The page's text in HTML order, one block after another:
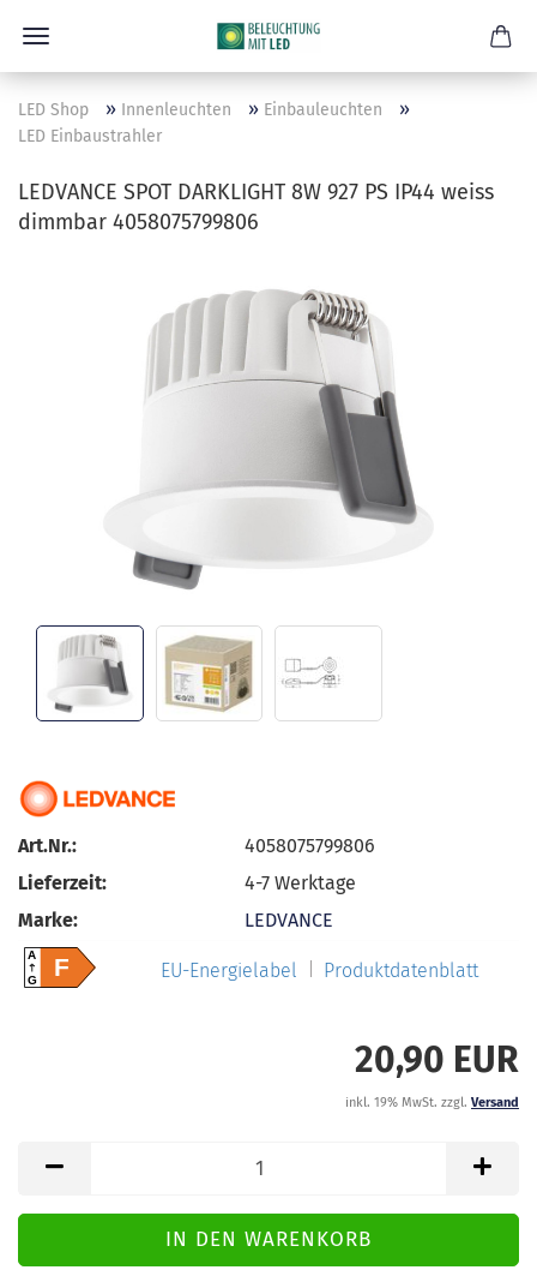
LED Shop » Innenleuchten » Einbauleuchten »
LED Einbaustrahler
LEDVANCE SPOT DARKLIGHT 8W 927 PS IP44 weiss
dimmbar 4058075799806
Art.Nr.:
4058075799806
Lieferzeit:
4-7 Werktage
Marke:
LEDVANCE
A
GF EU-Energielabel Produktdatenblatt
20,90 EUR
inkl. 19% MwSt. zzgl. Versand